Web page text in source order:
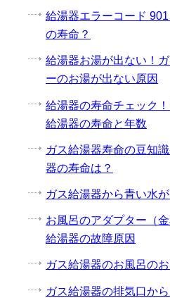
給湯器エラーコード
の寿命？
給湯器お湯が出ない！
ーのお湯が出ない原因
給湯器の寿命チェック
給湯器の寿命と年数
ガス給湯器寿命の豆知
器の寿命は？
ガス給湯器から青い水
お風呂のアダプター（
給湯器の故障原因
ガス給湯器のお風呂の
ガス給湯器の排気口か